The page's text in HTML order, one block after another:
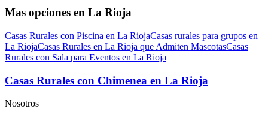
Mas opciones en La Rioja
Casas Rurales con Piscina en La RiojaCasas rurales para grupos en
La RiojaCasas Rurales en La Rioja que Admiten MascotasCasas
Rurales con Sala para Eventos en La Rioja
Casas Rurales con Chimenea en La Rioja
Nosotros